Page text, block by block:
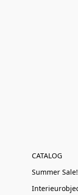
CATALOG
Summer Sale!